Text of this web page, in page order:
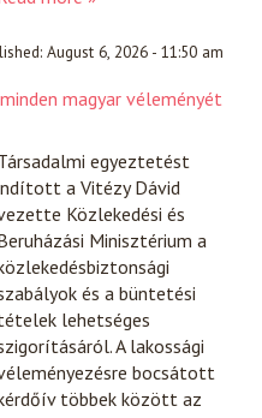
August 6, 2026 - 11:50 am
magyar véleményét
egyeztetést
a Vitézy Dávid
Közlekedési és
Minisztérium a
és a büntetési
lehetséges
A lakossági
bocsátott
többek között az